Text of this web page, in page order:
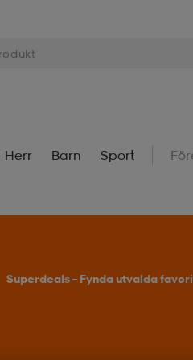
Herr Barn Sport
Superdeals – Fynda utvalda